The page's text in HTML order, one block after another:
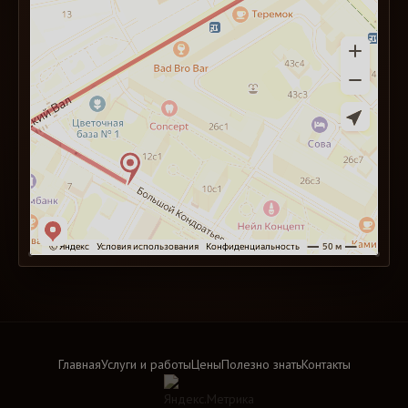
оформления. И здесь возникает парадокс:
чем старше часы, тем, с одной стороны, они
ценнее, а с другой стороны — тем хуже их
состояние. Зачастую в руки коллекционера
попадают экземпляры с уникальной судьбой
и историей, но находящиеся в настолько
плачевном состоянии, что даже в руки брать
неприятно.
Многие владельцы таких часов обращаются к
различным мастерам или же в центр
механизма, сильно повреждены корпус и
циферблат. Нет, в принципе не существует
ГлавнаяУслуги и работыЦеныПолезно знатьКонтакты